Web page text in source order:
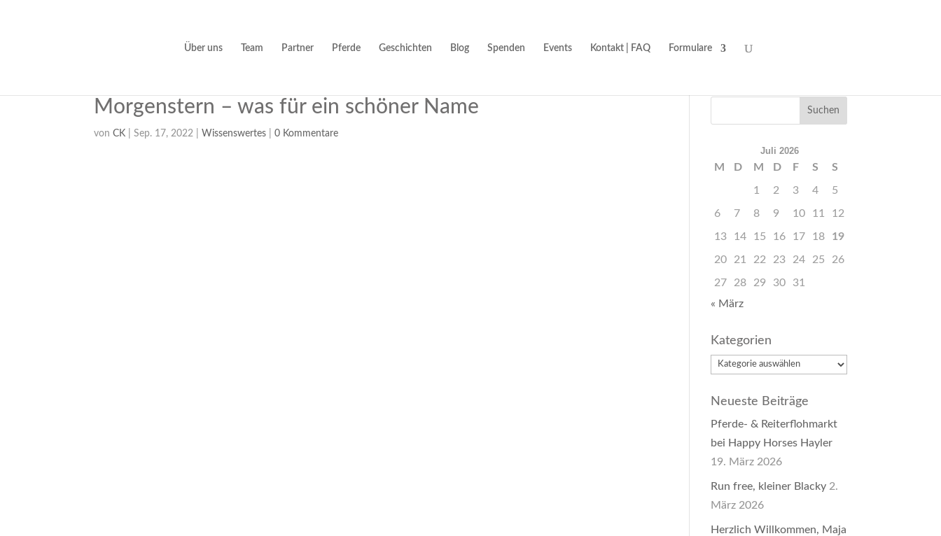
Über uns Team Partner Pferde Geschichten Blog Spenden Events Kontakt | FAQ Formulare
Morgenstern – was für ein schöner Name
vonCK |Sep. 17, 2022 Wissenswertes |0 Kommentare
Juli 2026
M D M D F S S
1 2 3 4 5
6 7 8 9 10 11 12
13 14 15 16 17 18 19
20 21 22 23 24 25 26
27 28 29 30
31
« März
Kategorien
Kategorien
Neueste Beiträge
Pferde- & Reiterflohmarkt
bei Happy Horses Hayler
19. März 2026
Run free, kleiner Blacky 2.
März 2026
Herzlich Willkommen, Maja